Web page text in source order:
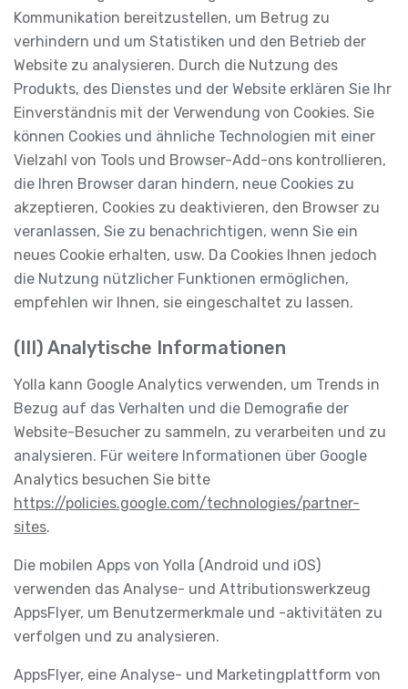
Kommunikation bereitzustellen, um Betrug zu
verhindern und um Statistiken und den Betrieb der
Website zu analysieren. Durch die Nutzung des
Produkts, des Dienstes und der Website erklären Sie Ihr
Einverständnis mit der Verwendung von Cookies. Sie
können Cookies und ähnliche Technologien mit einer
Vielzahl von Tools und Browser-Add-ons kontrollieren,
die Ihren Browser daran hindern, neue Cookies zu
akzeptieren, Cookies zu deaktivieren, den Browser zu
veranlassen, Sie zu benachrichtigen, wenn Sie ein
neues Cookie erhalten, usw. Da Cookies Ihnen jedoch
die Nutzung nützlicher Funktionen ermöglichen,
empfehlen wir Ihnen, sie eingeschaltet zu lassen.
(III) Analytische Informationen
Yolla kann Google Analytics verwenden, um Trends in
Bezug auf das Verhalten und die Demografie der
Website-Besucher zu sammeln, zu verarbeiten und zu
analysieren. Für weitere Informationen über Google
Analytics besuchen Sie bitte
https://policies.google.com/technologies/partner-
sites.
Die mobilen Apps von Yolla (Android und iOS)
verwenden das Analyse- und Attributionswerkzeug
AppsFlyer, um Benutzermerkmale und -aktivitäten zu
verfolgen und zu analysieren.
AppsFlyer, eine Analyse- und Marketingplattform von